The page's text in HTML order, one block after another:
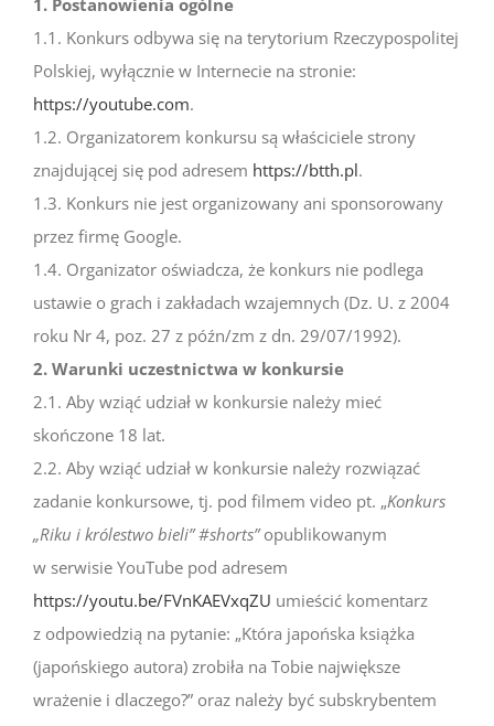
1.1. Konkurs odbywa się na terytorium Rzeczypospolitej
Polskiej, wyłącznie w Internecie na stronie:
https://youtube.com.
1.2. Organizatorem konkursu są właściciele strony
znajdującej się pod adresem https://btth.pl.
1.3. Konkurs nie jest organizowany ani sponsorowany
przez firmę Google.
1.4. Organizator oświadcza, że konkurs nie podlega
ustawie o grach i zakładach wzajemnych (Dz. U. z 2004
roku Nr 4, poz. 27 z późn/zm z dn. 29/07/1992).
2. Warunki uczestnictwa w konkursie
2.1. Aby wziąć udział w konkursie należy mieć
skończone 18 lat.
2.2. Aby wziąć udział w konkursie należy rozwiązać
zadanie konkursowe, tj. pod filmem video pt. „Konkurs
„Riku i królestwo bieli” #shorts”opublikowanym
w serwisie YouTube pod adresem
https://youtu.be/FVnKAEVxqZU umieścić komentarz
z odpowiedzią na pytanie: „Która japońska książka
(japońskiego autora) zrobiła na Tobie największe
wrażenie i dlaczego?” oraz należy być subskrybentem